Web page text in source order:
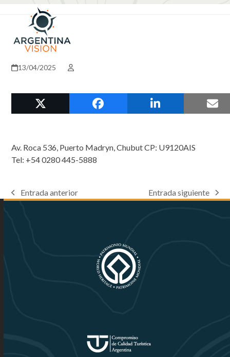
Open
mobile
menu
Close
mobile
menu
13/04/2025
Av. Roca 536, Puerto Madryn, Chubut CP: U9120AIS
Tel: +54 0280 445-5888
previous
Entrada anterior
next
Entrada siguiente